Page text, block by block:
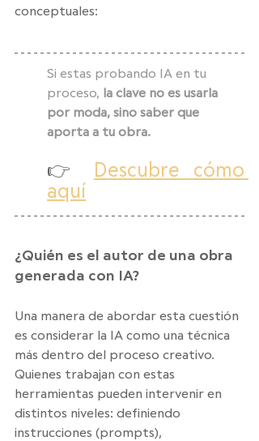
conceptuales:
Si estas probando IA en tu
proceso, la clave no es usarla
por moda, sino saber que
aporta a tu obra.
👉
Descubre cómo
aquí
¿Quién es el autor de una obra
generada con IA?
Una manera de abordar esta cuestión
es considerar la IA como una técnica
más dentro del proceso creativo.
Quienes trabajan con estas
herramientas pueden intervenir en
distintos niveles: definiendo
instrucciones (prompts),